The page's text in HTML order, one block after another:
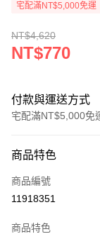
宅配滿NT$5,000免運
NT$4,620
NT$770
付款與運送方式
宅配滿NT$5,000免
信用卡一次付款
LINE Pay
商品特色
商品編號
11918351
商品特色